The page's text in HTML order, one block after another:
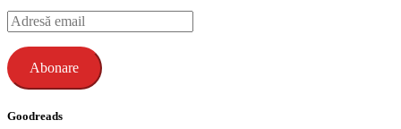
Adresă
email
Abonare
Goodreads